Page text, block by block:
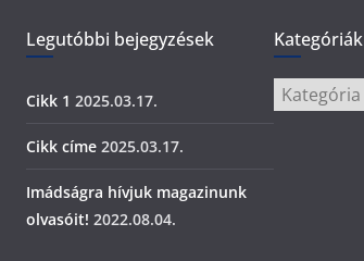
Legutóbbi bejegyzések
Cikk 1 2025.03.17.
Cikk címe 2025.03.17.
Imádságra hívjuk magazinunk
olvasóit! 2022.08.04.
Kategóriák
Kategóriák